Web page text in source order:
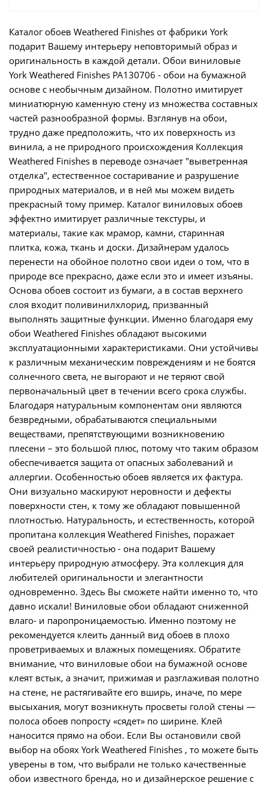
Каталог обоев Weathered Finishes от фабрики York
подарит Вашему интерьеру неповторимый образ и
оригинальность в каждой детали. Обои виниловые
York Weathered Finishes PA130706 - обои на бумажной
основе с необычным дизайном. Полотно имитирует
миниатюрную каменную стену из множества составных
частей разнообразной формы. Взглянув на обои,
трудно даже предположить, что их поверхность из
винила, а не природного происхождения Коллекция
Weathered Finishes в переводе означает "выветренная
отделка", естественное состаривание и разрушение
природных материалов, и в ней мы можем видеть
прекрасный тому пример. Каталог виниловых обоев
эффектно имитирует различные текстуры, и
материалы, такие как мрамор, камни, старинная
плитка, кожа, ткань и доски. Дизайнерам удалось
перенести на обойное полотно свои идеи о том, что в
природе все прекрасно, даже если это и имеет изъяны.
Основа обоев состоит из бумаги, а в состав верхнего
слоя входит поливинилхлорид, призванный
выполнять защитные функции. Именно благодаря ему
обои Weathered Finishes обладают высокими
эксплуатационными характеристиками. Они устойчивы
к различным механическим повреждениям и не боятся
солнечного света, не выгорают и не теряют свой
первоначальный цвет в течении всего срока службы.
Благодаря натуральным компонентам они являются
безвредными, обрабатываются специальными
веществами, препятствующими возникновению
плесени – это большой плюс, потому что таким образом
обеспечивается защита от опасных заболеваний и
аллергии. Особенностью обоев является их фактура.
Они визуально маскируют неровности и дефекты
поверхности стен, к тому же обладают повышенной
плотностью. Натуральность, и естественность, которой
пропитана коллекция Weathered Finishes, поражает
своей реалистичностью - она подарит Вашему
интерьеру природную атмосферу. Эта коллекция для
любителей оригинальности и элегантности
одновременно. Здесь Вы сможете найти именно то, что
давно искали! Виниловые обои обладают сниженной
влаго- и паропроницаемостью. Именно поэтому не
рекомендуется клеить данный вид обоев в плохо
проветриваемых и влажных помещениях. Обратите
внимание, что виниловые обои на бумажной основе
клеят встык, а значит, прижимая и разглаживая полотно
на стене, не растягивайте его вширь, иначе, по мере
высыхания, могут возникнуть просветы голой стены ―
полоса обоев попросту «сядет» по ширине. Клей
наносится прямо на обои. Если Вы остановили свой
выбор на обоях York Weathered Finishes , то можете быть
уверены в том, что выбрали не только качественные
обои известного бренда, но и дизайнерское решение с